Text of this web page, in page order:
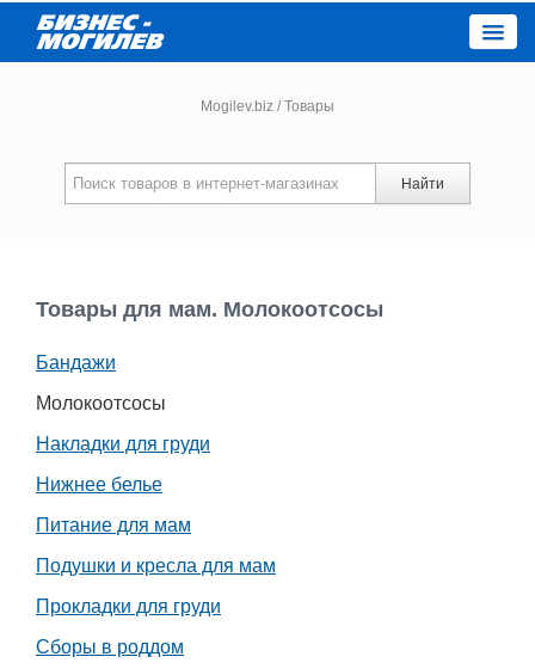
Новости компаний
Каталог
Работа
Объявления
Погода
Mogilev.biz /Товары
Найти
Товары для мам. Молокоотсосы
Бандажи
Молокоотсосы
Накладки для груди
Нижнее белье
Питание для мам
Подушки и кресла для мам
Прокладки для груди
Сборы в роддом